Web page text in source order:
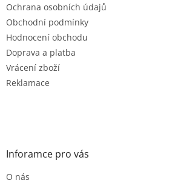
Ochrana osobních údajů
Obchodní podmínky
Hodnocení obchodu
Doprava a platba
Vrácení zboží
Reklamace
Inforamce pro vás
O nás